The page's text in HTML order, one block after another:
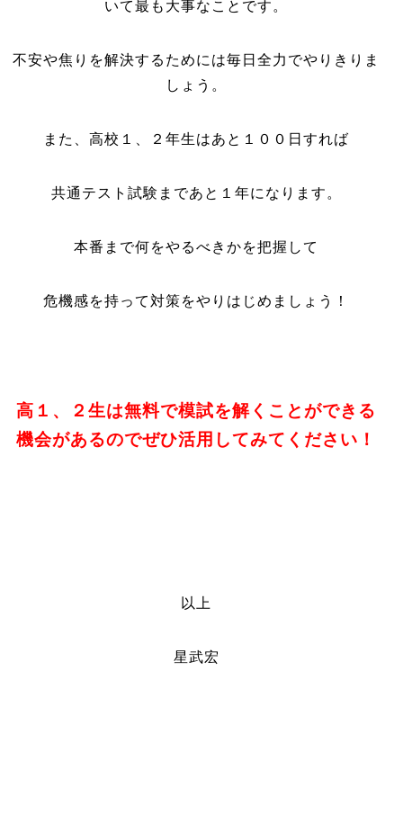
いて最も大事なことです。
不安や焦りを解決するためには毎日全力でやりきりま
しょう。
また、高校１、２年生はあと１００日すれば
共通テスト試験まであと１年になります。
本番まで何をやるべきかを把握して
危機感を持って対策をやりはじめましょう！
高１、２生は無料で模試を解くことができる
機会があるのでぜひ活用してみてください！
以上
星武宏